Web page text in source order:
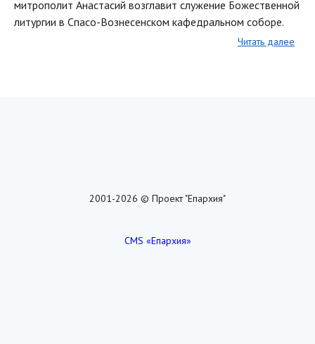
митрополит Анастасий возглавит служение Божественной
литургии в Спасо-Вознесенском кафедральном соборе.
Читать далее
2001-2026 © Проект "Епархия"
CMS «Епархия»